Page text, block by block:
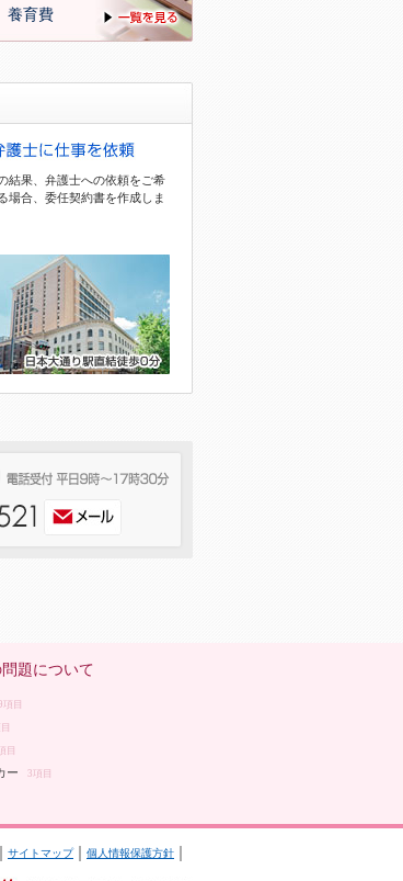
養育費
結果、弁護士への依頼をご希
場合、委任契約書を作成しま
題について
項目
目
ー 3項目
サイトマップ 個人情報保護方針